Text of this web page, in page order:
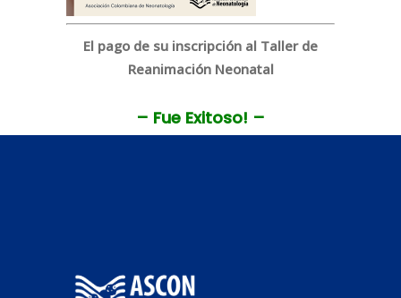
El pago de su inscripción al Taller de
Reanimación Neonatal
– Fue Exitoso! –